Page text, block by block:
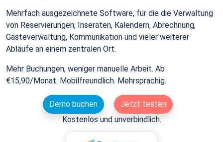
Mehrfach ausgezeichnete Software, für die die Verwaltung
von Reservierungen, Inseraten, Kalendern, Abrechnung,
Gästeverwaltung, Kommunikation und vieler weiterer
Abläufe an einem zentralen Ort.
Mehr Buchungen, weniger manuelle Arbeit. Ab
€15,90/Monat. Mobilfreundlich. Mehrsprachig.
Demo buchen
Jetzt testen
Kostenlos und unverbindlich.